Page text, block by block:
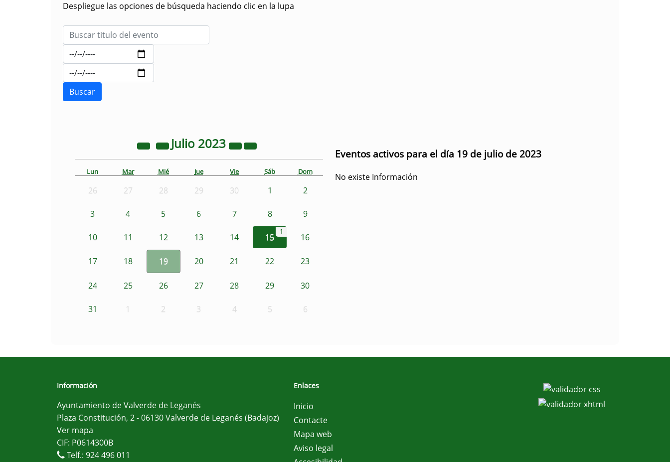
Despliegue las opciones de búsqueda haciendo clic en la lupa
Julio 2023
Lun Mar Mié Jue Vie Sáb Dom
26 27 28 29 30 1 2
3 4 5 6 7 8 9
10 11 12 13 14 15
1
16
17 18 19 20 21 22 23
24 25 26 27 28 29 30
31 1 2 3 4 5 6
Eventos activos para el día 19 de julio de 2023
No existe Información
Información
Ayuntamiento de Valverde de Leganés
Plaza Constitución, 2 - 06130 Valverde de Leganés (Badajoz)
Ver mapa
CIF: P0614300B
Telf.: 924 496 011
Enlaces
Inicio
Contacte
Mapa web
Aviso legal